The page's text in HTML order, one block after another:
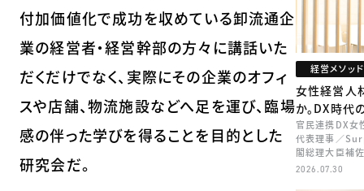
付加価値化で成功を収めている卸流通企
業の経営者・経営幹部の方々に講話いた
だくだけでなく、実際にその企業のオフィ
スや店舗、物流施設などへ足を運び、臨場
感の伴った学びを得ることを目的とした
研究会だ。
経営メソッド
女性経営人
か。DX時代
官民連携DX女
代表理事／
閣総理大臣補佐
矢田 稚子
2026.07.30